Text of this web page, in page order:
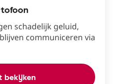
schadelijk geluid,
communiceren via
bekijken